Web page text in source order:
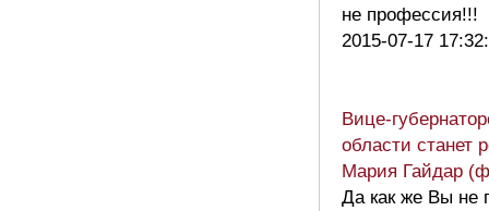
не профессия!!!
2015-07-17
Вице-
области станет
Мария Гайдар
Да как же Вы не